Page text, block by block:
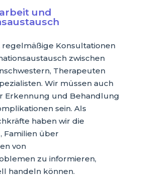
und
regelmäßige Konsultationen
zwischen
Therapeuten
Wir müssen auch
Erkennung und Behandlung
sein. Als
haben wir die
Familien über
von
zu informieren,
handeln können.